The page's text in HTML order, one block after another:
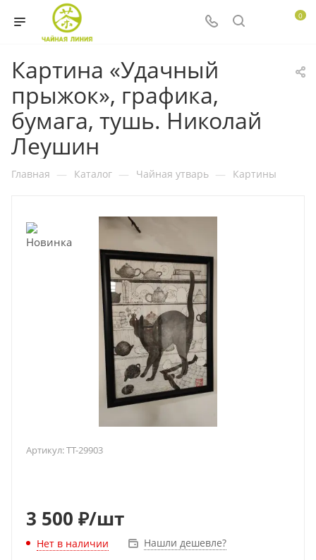
0
Картина «Удачный
прыжок», графика,
бумага, тушь. Николай
Леушин
Главная — Каталог — Чайная утварь — Картины
Артикул:TT-29903
3 500 ₽/шт
Нет в наличии Нашли дешевле?